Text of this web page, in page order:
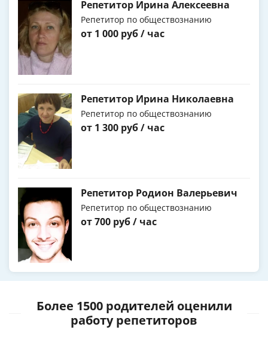
Репетитор Ирина Алексеевна
Репетитор по обществознанию
от 1 000 руб / час
Репетитор Ирина Николаевна
Репетитор по обществознанию
от 1 300 руб / час
Репетитор Родион Валерьевич
Репетитор по обществознанию
от 700 руб / час
Более 1500 родителей оценили
работу репетиторов